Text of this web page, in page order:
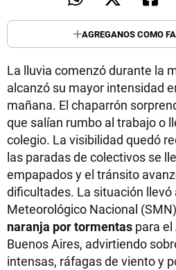
AGREGANOS COMO
La lluvia comenzó durante la
alcanzó su mayor intensidad
mañana. El chaparrón
que salían rumbo al trabajo o
colegio. La visibilidad quedó
las paradas de colectivos se
empapados y el tránsito
dificultades. La situación llevó
Meteorológico Nacional
naranja por tormentas para
Buenos Aires, advirtiendo
intensas, ráfagas de viento y